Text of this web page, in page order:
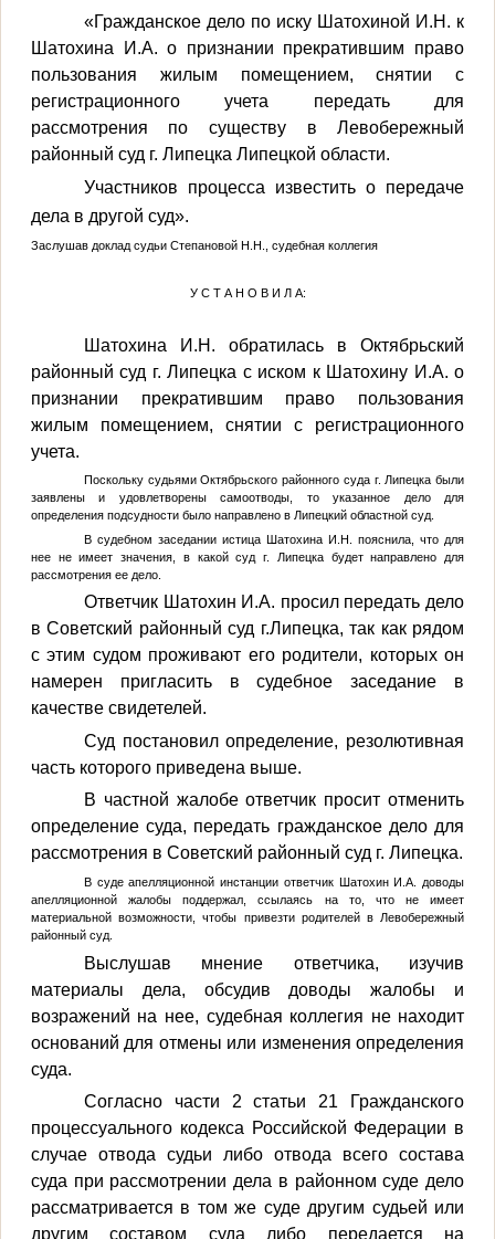
«Гражданское дело по иску Шатохиной И.Н. к
Шатохина И.А. о признании прекратившим право
пользования жилым помещением, снятии с
регистрационного учета передать для
рассмотрения по существу в Левобережный
районный суд г. Липецка Липецкой области.
Участников процесса известить о передаче
дела в другой суд».
Заслушав доклад судьи Степановой Н.Н., судебная коллегия
У С Т А Н О В И Л А:
Шатохина И.Н. обратилась в Октябрьский
районный суд г. Липецка с иском к Шатохину И.А. о
признании прекратившим право пользования
жилым помещением, снятии с регистрационного
учета.
Поскольку судьями Октябрьского районного суда г. Липецка были
заявлены и удовлетворены самоотводы, то указанное дело для
определения подсудности было направлено в Липецкий областной суд.
В судебном заседании истица Шатохина И.Н. пояснила, что для
нее не имеет значения, в какой суд г. Липецка будет направлено для
рассмотрения ее дело.
Ответчик Шатохин И.А. просил передать дело
в Советский районный суд г.Липецка, так как рядом
с этим судом проживают его родители, которых он
намерен пригласить в судебное заседание в
качестве свидетелей.
Суд постановил определение, резолютивная
часть которого приведена выше.
В частной жалобе ответчик просит отменить
определение суда, передать гражданское дело для
рассмотрения в Советский районный суд г. Липецка.
В суде апелляционной инстанции ответчик Шатохин И.А. доводы
апелляционной жалобы поддержал, ссылаясь на то, что не имеет
материальной возможности, чтобы привезти родителей в Левобережный
районный суд.
Выслушав мнение ответчика, изучив
материалы дела, обсудив доводы жалобы и
возражений на нее, судебная коллегия не находит
оснований для отмены или изменения определения
суда.
Согласно части 2 статьи 21 Гражданского
процессуального кодекса Российской Федерации в
случае отвода судьи либо отвода всего состава
суда при рассмотрении дела в районном суде дело
рассматривается в том же суде другим судьей или
другим составом суда либо передается на